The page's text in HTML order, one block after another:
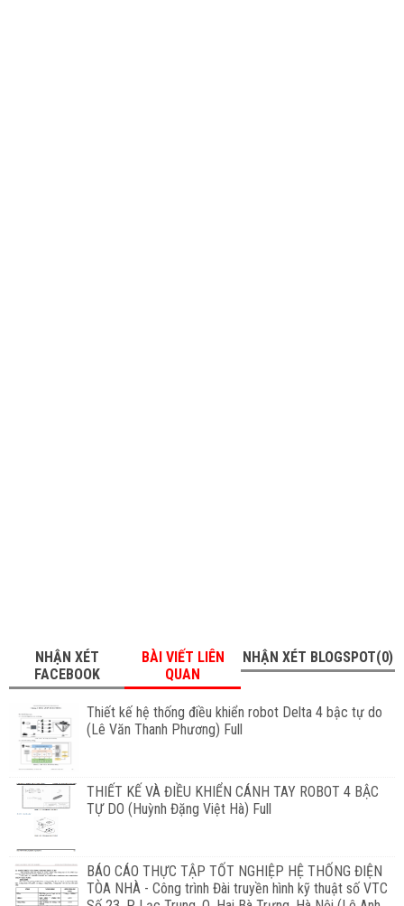
NHẬN XÉT
FACEBOOK
BÀI VIẾT LIÊN
QUAN
NHẬN XÉT BLOGSPOT(0)
Thiết kế hệ thống điều khiển robot Delta 4 bậc tự do
(Lê Văn Thanh Phương) Full
THIẾT KẾ VÀ ĐIỀU KHIỂN CÁNH TAY ROBOT 4 BẬC
TỰ DO (Huỳnh Đặng Việt Hà) Full
BÁO CÁO THỰC TẬP TỐT NGHIỆP HỆ THỐNG ĐIỆN
TÒA NHÀ - Công trình Đài truyền hình kỹ thuật số VTC